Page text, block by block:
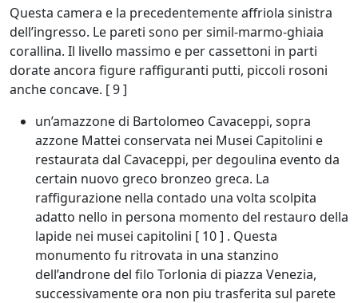
Questa camera e la precedentemente affriola sinistra
dell’ingresso. Le pareti sono per simil-marmo-ghiaia
corallina. Il livello massimo e per cassettoni in parti
dorate ancora figure raffiguranti putti, piccoli rosoni
anche concave. [ 9 ]
un’amazzone di Bartolomeo Cavaceppi, sopra
azzone Mattei conservata nei Musei Capitolini e
restaurata dal Cavaceppi, per degoulina evento da
certain nuovo greco bronzeo greca. La
raffigurazione nella contado una volta scolpita
adatto nello in persona momento del restauro della
lapide nei musei capitolini [ 10 ] . Questa
monumento fu ritrovata in una stanzino
dell’androne del filo Torlonia di piazza Venezia,
successivamente ora non piu trasferita sul parete